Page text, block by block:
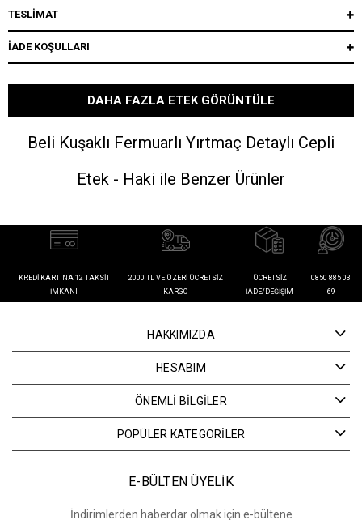
TESLİMAT
İADE KOŞULLARI
DAHA FAZLA ETEK GÖRÜNTÜLE
Beli Kuşaklı Fermuarlı Yırtmaç Detaylı Cepli
Etek - Haki ile Benzer Ürünler
KREDI KARTINA 12 TAKSIT
İMKANI
2000 TL VE ÜZERI ÜCRETSIZ
KARGO
ÜCRETSIZ
İADE/DEĞIŞIM
0850 885 03
69
HAKKIMIZDA
HESABIM
ÖNEMLİ BİLGİLER
POPÜLER KATEGORİLER
E-BÜLTEN ÜYELİK
İndirimlerden haberdar olmak için e-bültene